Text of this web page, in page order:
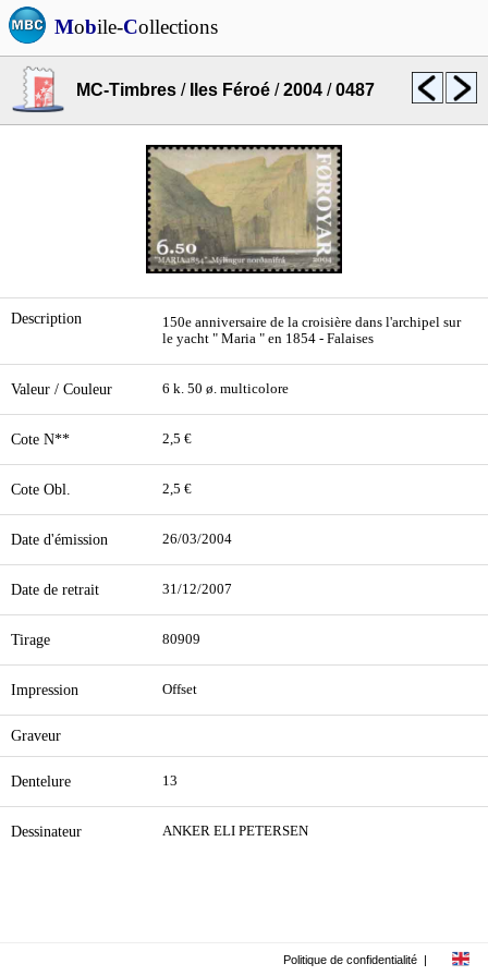
Mobile-Collections
MC-Timbres / Iles Féroé /2004 /0487
Description
150e anniversaire de la croisière dans l'archipel sur
le yacht " Maria " en 1854 - Falaises
Valeur / Couleur 6 k. 50 ø. multicolore
Cote N** 2,5 €
Cote Obl. 2,5 €
Date d'émission 26/03/2004
Date de retrait 31/12/2007
Tirage 80909
Impression Offset
Graveur
Dentelure 13
Dessinateur ANKER ELI PETERSEN
Politique de confidentialité |